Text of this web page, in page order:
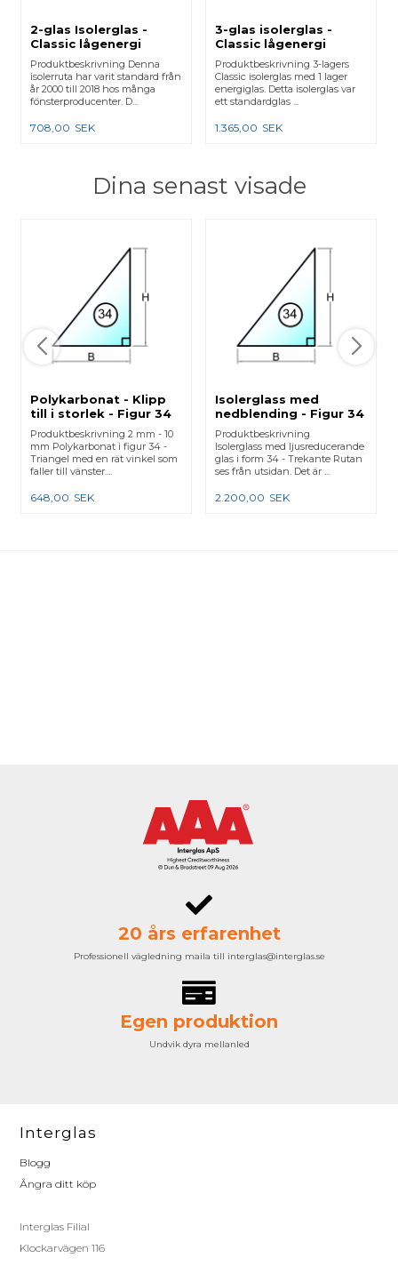
2-glas Isolerglas -
Classic lågenergi
Produktbeskrivning Denna
isolerruta har varit standard från
år 2000 till 2018 hos många
fönsterproducenter. D...
708,00 SEK
3-glas isolerglas -
Classic lågenergi
Produktbeskrivning 3-lagers
Classic isolerglas med 1 lager
energiglas. Detta isolerglas var
ett standardglas ...
1.365,00 SEK
Dina senast visade
Polykarbonat - Klipp
till i storlek - Figur 34
Produktbeskrivning 2 mm - 10
mm Polykarbonat i figur 34 -
Triangel med en rät vinkel som
faller till vänster....
648,00 SEK
Isolerglass med
nedblending - Figur 34
Produktbeskrivning
Isolerglass med ljusreducerande
glas i form 34 - Trekante Rutan
ses från utsidan. Det är ...
2.200,00 SEK
20 års erfarenhet
Professionell vägledning maila till interglas@interglas.se
Egen produktion
Undvik dyra mellanled
Interglas
Blogg
Ångra ditt köp
Interglas Filial
Klockarvägen 116